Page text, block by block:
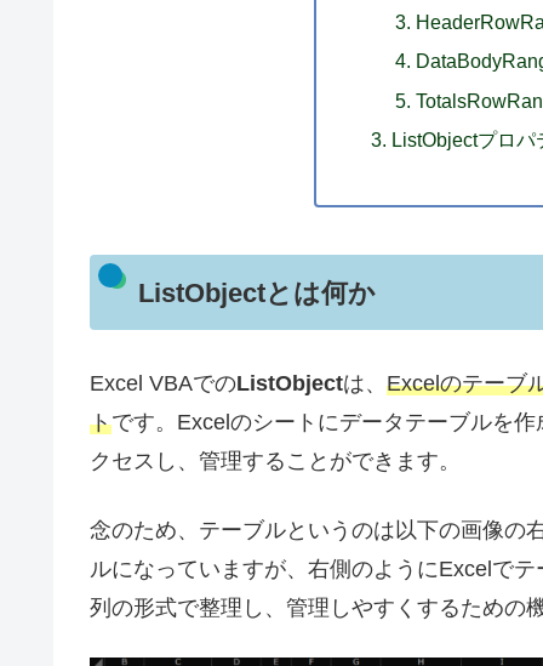
ListObjectプロ
ListObjectとは何か
Excel VBAでのListObjectは、 Excelのテーブ
トです。Excelのシートにデータテーブルを
クセスし、管理することができます。
念のため、テーブルというのは以下の画像の
ルになっていますが、右側のようにExcelで
列の形式で整理し、管理しやすくするための